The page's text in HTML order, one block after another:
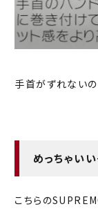
手首がずれないの
めっちゃいい
こちらの